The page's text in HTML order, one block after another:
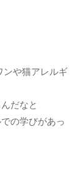
ンや猫アレルギ
だなと
の学びがあっ